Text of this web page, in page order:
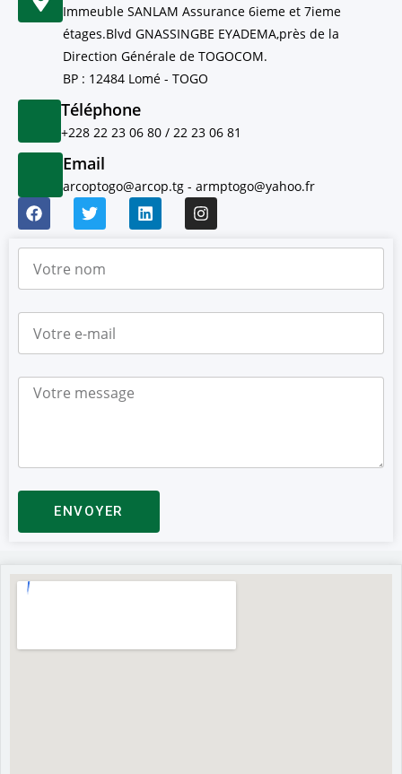
Immeuble SANLAM Assurance 6ieme et 7ieme
étages.Blvd GNASSINGBE EYADEMA,près de la
Direction Générale de TOGOCOM.
BP : 12484 Lomé - TOGO
Téléphone
+228 22 23 06 80 / 22 23 06 81​
Email
arcoptogo@arcop.tg - armptogo@yahoo.fr
ENVOYER